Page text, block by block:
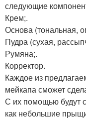
следующие
Крем;.
Основа (тональная,
Пудра (сухая,
Румяна;.
Корректор.
Каждое из
мейкапа сможет
С их помощью будут
как небольшие